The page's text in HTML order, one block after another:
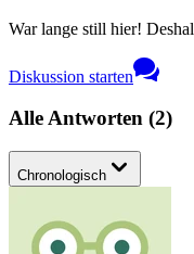
War lange still hier!
Diskussion starten
Alle Antworten (2)
Chronologisch